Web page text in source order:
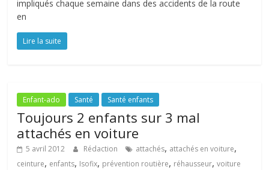
impliqués chaque semaine dans des accidents de la route
en
Lire la suite
Enfant-ado Santé Santé enfants
Toujours 2 enfants sur 3 mal
attachés en voiture
5 avril 2012 Rédaction attachés, attachés en voiture,
ceinture, enfants, Isofix, prévention routière, réhausseur,voiture